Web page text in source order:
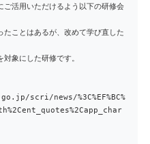
ご活用いただけるよう以下の研修会
たことはあるが、改めて学び直した
象にした研修です。
news/%3C%EF%BC%